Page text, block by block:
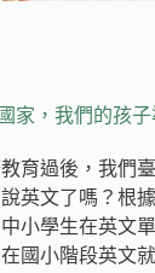
家，我們的孩子
育過後，我們
英文了嗎？根
小學生在英文
國小階段英文